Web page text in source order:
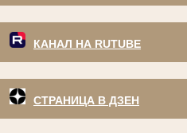
КАНАЛ НА RUTUBE
СТРАНИЦА В ДЗЕН